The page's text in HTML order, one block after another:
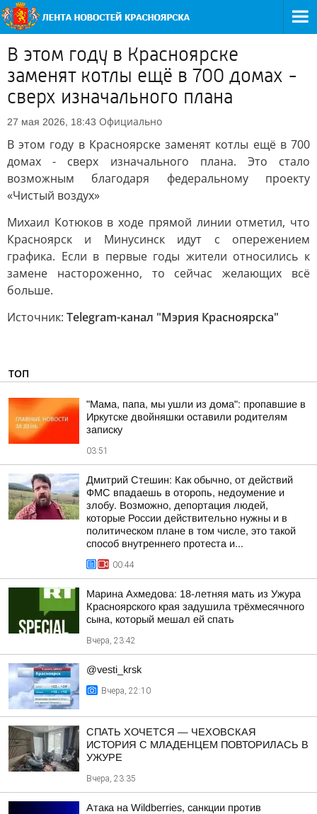
В этом году в Красноярске
заменят котлы ещё в 700 домах -
сверх изначального плана
27 мая 2026, 18:43 Официально
В этом году в Красноярске заменят котлы ещё в 700
домах - сверх изначального плана. Это стало
возможным благодаря федеральному проекту
«Чистый воздух»
Михаил Котюков в ходе прямой линии отметил, что
Красноярск и Минусинск идут с опережением
графика. Если в первые годы жители относились к
замене настороженно, то сейчас желающих всё
больше.
Источник: Telegram-канал "Мэрия Красноярска"
ТОП
"Мама, папа, мы ушли из дома": пропавшие в
Иркутске двойняшки оставили родителям
записку
03:51
Дмитрий Стешин: Как обычно, от действий
ФМС впадаешь в оторопь, недоумение и
злобу. Возможно, депортация людей,
которые России действительно нужны и в
политическом плане в том числе, это такой
способ внутреннего протеста и...
00:44
Марина Ахмедова: 18-летняя мать из Ужура
Красноярского края задушила трёхмесячного
сына, который мешал ей спать
Вчера, 23:42
@vesti_krsk
Вчера, 22:10
СПАТЬ ХОЧЕТСЯ — ЧЕХОВСКАЯ
ИСТОРИЯ С МЛАДЕНЦЕМ ПОВТОРИЛАСЬ В
УЖУРЕ
Вчера, 23:35
Атака на Wildberries, санкции против